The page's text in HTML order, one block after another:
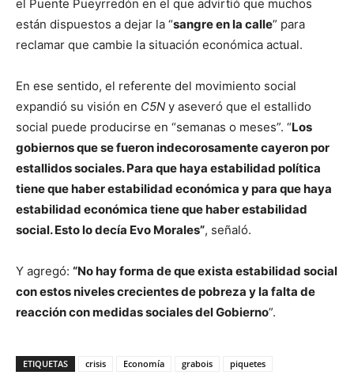
el Puente Pueyrredón en el que advirtió que muchos
están dispuestos a dejar la “sangre en la calle” para
reclamar que cambie la situación económica actual.
En ese sentido, el referente del movimiento social
expandió su visión en C5N y aseveró que el estallido
social puede producirse en “semanas o meses”. “Los
gobiernos que se fueron indecorosamente cayeron por
estallidos sociales. Para que haya estabilidad política
tiene que haber estabilidad económica y para que haya
estabilidad económica tiene que haber estabilidad
social. Esto lo decía Evo Morales”, señaló.
Y agregó: “No hay forma de que exista estabilidad social
con estos niveles crecientes de pobreza y la falta de
reacción con medidas sociales del Gobierno”.
ETIQUETAS crisis Economía grabois
piquetes